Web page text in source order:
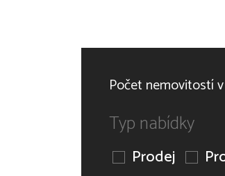
Počet nemovitostí
Typ nabídky
Prodej